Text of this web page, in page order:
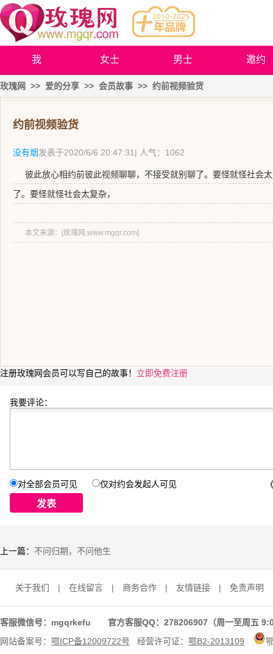
我 女士 男士 邀约
玫瑰网 >> 爱的分享 >> 会员故事 >> 约前视频验货
约前视频验货
没有烟 发表于2020/6/6 20:47:31 | 人气：1062
彼此放心相约前彼此视频聊聊，不接受就别聊了。要怪就怪社会
了。要怪就怪社会太复杂，
本文来源：[玫瑰网,www.mgqr.com]
注册玫瑰网会员可以写自己的故事！ 立即免费注册
我要评论：
对全部会员可见 仅对约会发起人可见
上一篇： 不问归期，不问他生
关于我们 | 在线留言 | 商务合作 | 友情链接 | 免责声明
客服微信号：mgqrkefu 官方客服QQ：278206907（周一至周五
网站备案号： 鄂ICP备12009722号 经营许可证： 鄂B2-2013109